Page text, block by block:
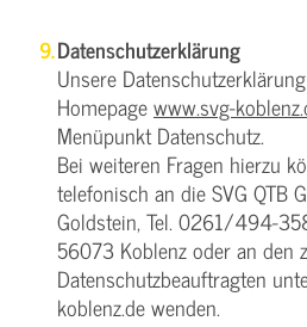
Datenschutzerklärung
Unsere
Homepagewww.svg-
Menüpunkt Datenschutz.
Bei weiteren Fragen hierzu
telefonisch an die SVG QTB
Goldstein, Tel. 0261/494-
56073 Koblenz oder an den
Datenschutzbeauftragten
koblenz.de wenden.